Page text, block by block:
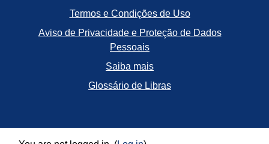
Termos e Condições de Uso
Aviso de Privacidade e Proteção de Dados
Pessoais
Saiba mais
Glossário de Libras